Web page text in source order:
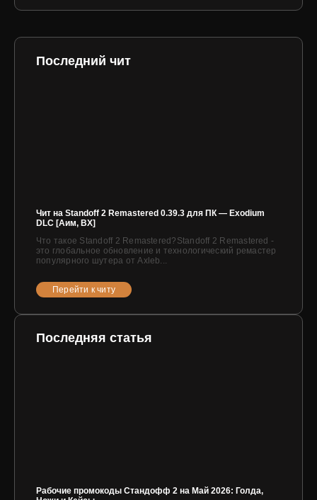
Последний чит
Чит на Standoff 2 Remastered 0.39.3 для ПК — Exodium
DLC [Аим, ВХ]
Что такое Standoff 2 Remastered?Standoff 2 Remastered -
это глобальное обновление и технологический ремастер
популярного шутера от Axleb...
Перейти к читу
Последняя статья
Рабочие промокоды Стандофф 2 на Май 2026: Голда,